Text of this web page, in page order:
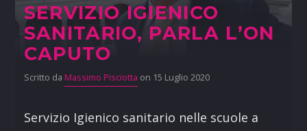
SERVIZIO IGIENICO
SANITARIO, PARLA L’ON
CAPUTO
Scritto da Massimo Pisciotta on 15 Luglio 2020
Servizio Igienico sanitario nelle scuole a